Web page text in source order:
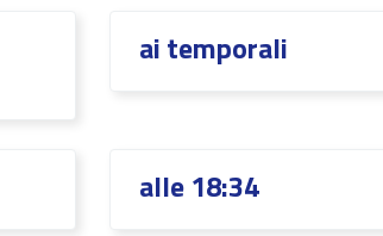
ai temporali
alle 18:34